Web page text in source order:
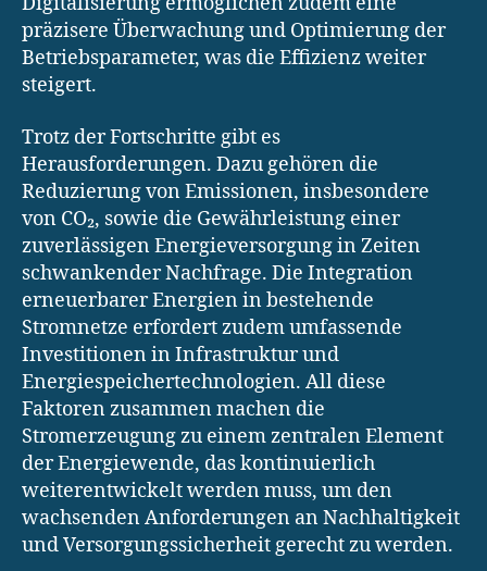
präzisere Überwachung und Optimierung der
Betriebsparameter, was die Effizienz weiter
steigert.
Trotz der Fortschritte gibt es
Herausforderungen. Dazu gehören die
Reduzierung von Emissionen, insbesondere
von CO₂, sowie die Gewährleistung einer
zuverlässigen Energieversorgung in Zeiten
schwankender Nachfrage. Die Integration
erneuerbarer Energien in bestehende
Stromnetze erfordert zudem umfassende
Investitionen in Infrastruktur und
Energiespeichertechnologien. All diese
Faktoren zusammen machen die
Stromerzeugung zu einem zentralen Element
der Energiewende, das kontinuierlich
weiterentwickelt werden muss, um den
wachsenden Anforderungen an Nachhaltigkeit
und Versorgungssicherheit gerecht zu werden.